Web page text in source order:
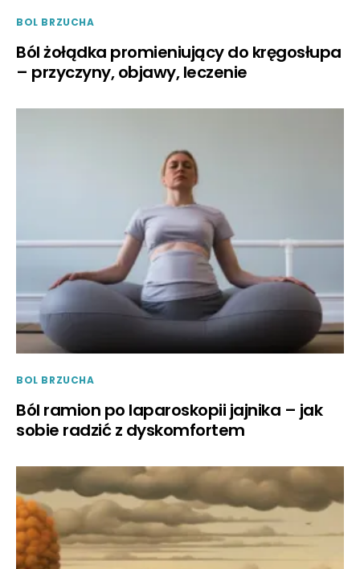
BOL BRZUCHA
Ból żołądka promieniujący do kręgosłupa
– przyczyny, objawy, leczenie
BOL BRZUCHA
Ból ramion po laparoskopii jajnika – jak
sobie radzić z dyskomfortem